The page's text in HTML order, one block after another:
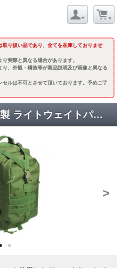
取り扱い品であり、全てを在庫しておりませ
実際と異なる場合があります。
り、外観・構造等が商品説明及び画像と異なる
セルは不可とさせて頂いております。予めご了
1000デニールナイロン製 ライトウェイトパック[BG23] [取寄]
>